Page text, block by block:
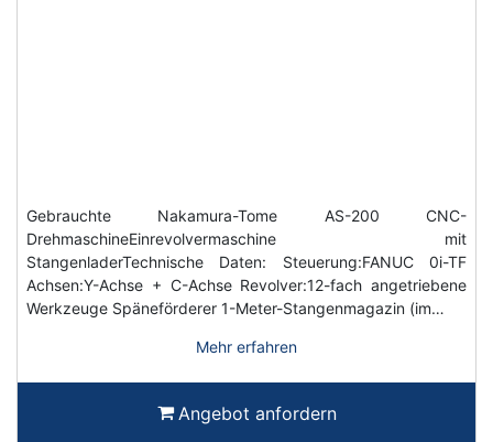
Gebrauchte Nakamura-Tome AS-200 CNC-
DrehmaschineEinrevolvermaschine mit
StangenladerTechnische Daten: Steuerung:FANUC 0i-TF
Achsen:Y-Achse + C-Achse Revolver:12-fach angetriebene
Werkzeuge Späneförderer 1-Meter-Stangenmagazin (im…
Mehr erfahren
Angebot anfordern